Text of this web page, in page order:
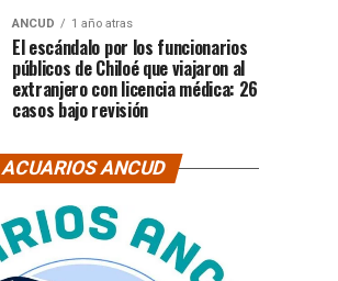
ANCUD 1 año atras
El escándalo por los funcionarios
públicos de Chiloé que viajaron al
extranjero con licencia médica: 26
casos bajo revisión
ACUARIOS ANCUD